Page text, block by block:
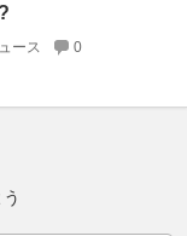
ース 0